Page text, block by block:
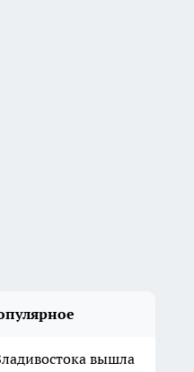
вышла